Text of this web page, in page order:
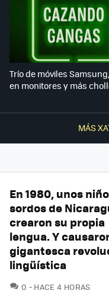
MÁS
Trío de móviles
en monitores y más
En 1980, unos
sordos de
crearon su propia
lengua. Y
gigantesca
lingüística
0 COMENTARIOS
HACE 4 HORAS